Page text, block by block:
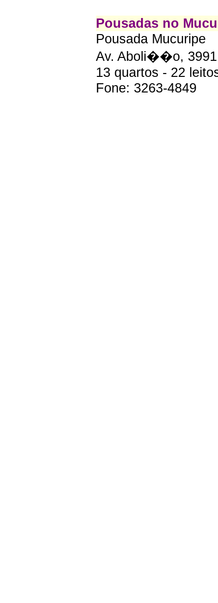
Pousadas no
Pousada Mucuripe
Av. Aboli��o, 3991
13 quartos - 22
Fone: 3263-4849